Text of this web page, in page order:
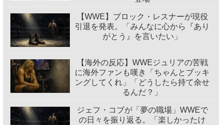
【WWE】ブロック・レスナーが現役
引退を発表。「みんなに心から『あり
がとう』を言いたい」
【海外の反応】WWEジュリアの苦戦
に海外ファンも嘆き「ちゃんとブッキ
ングしてくれ」「どうしたら持て余せ
るんだ？」
ジェフ・コブが「夢の職場」WWEで
の日々を振り返る。「楽しかったけ